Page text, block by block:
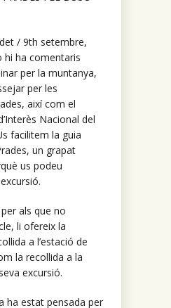
/ 9th setembre,
hi ha comentaris
per la muntanya,
per les
així com el
Nacional del
facilitem la guia
un grapat
us podeu
als que no
li ofereix la
a l’estació de
la recollida a la
excursió.
ha estat pensada per